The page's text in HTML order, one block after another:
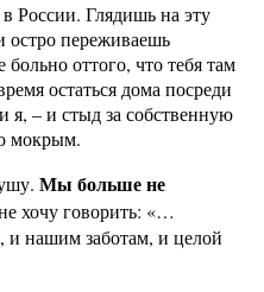
России. Глядишь на эту
переживаешь
оттого, что тебя там
остаться дома посреди
я, – и стыд за собственную
мокрым.
Мы больше не
хочу говорить: «…
и нашим заботам, и целой